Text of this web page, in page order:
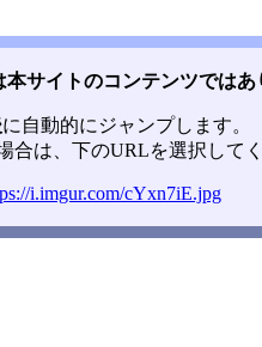
サイトのコンテンツではあ
に自動的にジャンプします。
合は、下のURLを選択してく
i.imgur.com/cYxn7iE.jpg